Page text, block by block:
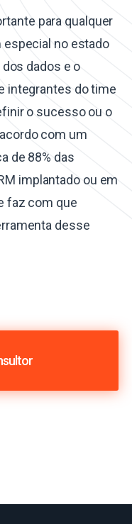
para qualquer
especial no estado
dados e o
integrantes do time
o sucesso ou o
com um
de 88% das
implantado ou em
faz com que
desse